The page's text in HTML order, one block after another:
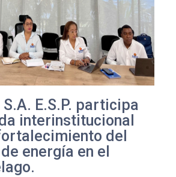
S.A. E.S.P. participa
interinstitucional
del
energía en el